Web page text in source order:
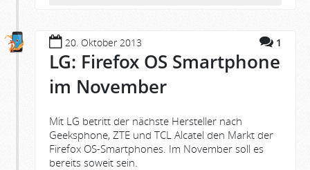
20. Oktober 2013 1
LG: Firefox OS Smartphone
im November
Mit LG betritt der nächste Hersteller nach
Geeksphone, ZTE und TCL Alcatel den Markt der
Firefox OS-Smartphones. Im November soll es
bereits soweit sein.